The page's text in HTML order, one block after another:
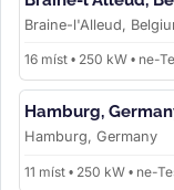
Braine-l'Alleud,
16 míst • 250 kW • ne-
Hamburg,
Hamburg, Germany
11 míst • 250 kW • ne-